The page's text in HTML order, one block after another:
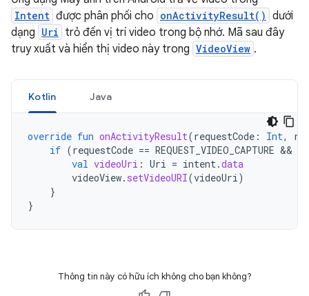
Intent được phân phối cho onActivityResult() dưới
dạng Uri trỏ đến vị trí video trong bộ nhớ. Mã sau đây
truy xuất và hiển thị video này trong VideoView .
Kotlin Java
override fun onActivityResult(requestCode : Int,
if (requestCode == REQUEST_VIDEO_CAPTURE &&
val videoUri : Uri = intent.data
videoView. setVideoURI(videoUri)
}
}
Thông tin này có hữu ích không cho bạn không?